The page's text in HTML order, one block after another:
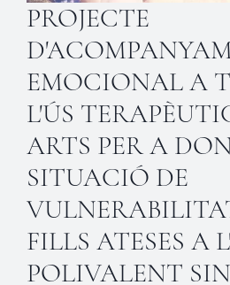
PROJECTE
EMOCIONAL A
L'ÚS
ARTS PER A
SITUACIÓ DE
FILLS ATESES A
POLIVALENT